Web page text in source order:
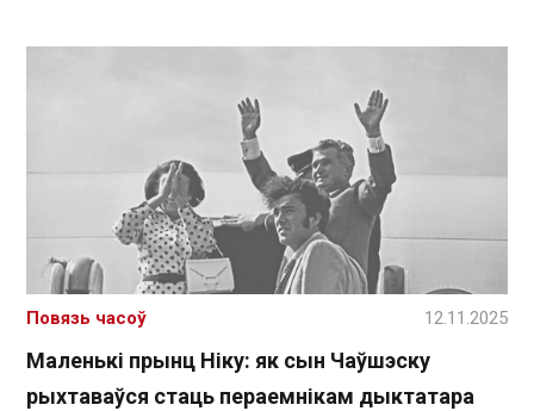
Маленькі прынц Ніку: як сын Чаўшэску
рыхтаваўся стаць пераемнікам дыктатара
Повязь часоў 12.11.2025